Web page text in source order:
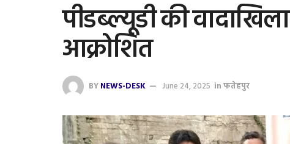
पीडब्ल्यूडी की
आक्रोशित
BYNEWS-DESK June 24, 2025 inफतेहपुर